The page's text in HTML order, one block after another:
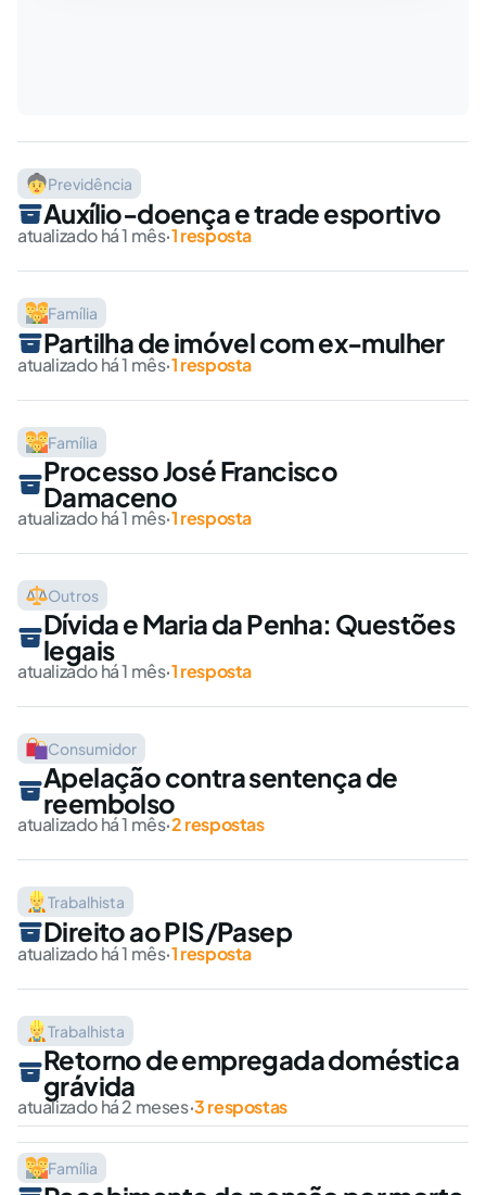
Previdência
Auxílio-doença e trade esportivo
atualizado há 1 mês· 1 resposta
Família
Partilha de imóvel com ex-mulher
atualizado há 1 mês· 1 resposta
Família
Processo José Francisco
Damaceno
atualizado há 1 mês· 1 resposta
Outros
Dívida e Maria da Penha: Questões
legais
atualizado há 1 mês· 1 resposta
Consumidor
Apelação contra sentença de
reembolso
atualizado há 1 mês· 2 respostas
Trabalhista
Direito ao PIS/Pasep
atualizado há 1 mês· 1 resposta
Trabalhista
Retorno de empregada doméstica
grávida
atualizado há 2 meses· 3 respostas
Família